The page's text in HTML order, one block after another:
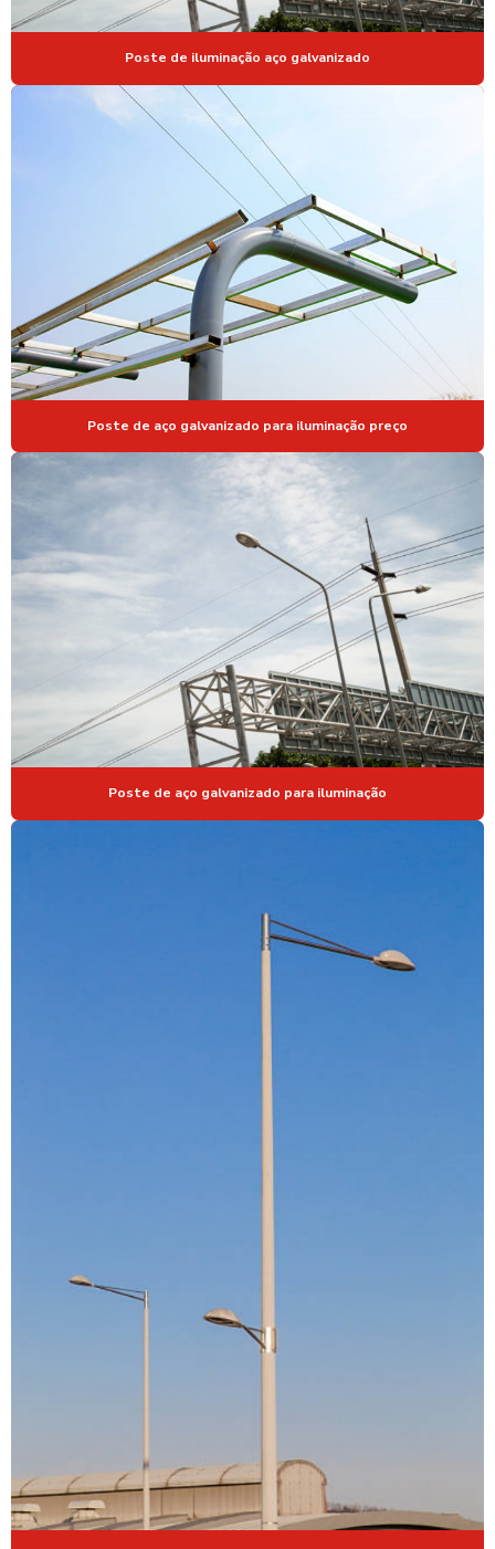
MASTRO PARA BANDEIRA COMPRAR
MASTRO PARA BANDEIRA EXTERNO
MASTRO PARA BANDEIRA GALVANIZADO
MASTRO GALVANIZADO PARA BANDEIRA
MASTROS DE AÇO GALVANIZADO PARA BANDEIRAS
POSTE DE AÇO GALVANIZADO
POSTE DE AÇO GALVANIZADO A FOGO
POSTE DE AÇO GALVANIZADO PARA ILUMINAÇÃO
POSTE DE AÇO GALVANIZADO PARA ILUMINAÇÃO PREÇO
POSTE AÇO GALVANIZADO PREÇO
POSTE DE AÇO PARA QUADRAS ESPORTIVAS
POSTE CURVO DUPLO ENGASTADO
POSTE CURVO SIMPLES
POSTE CURVO SIMPLES PREÇO
POSTE DE FERRO GALVANIZADO
POSTE DE FERRO GALVANIZADO PREÇO
POSTE DE FERRO PARA ILUMINAÇÃO
POSTE PARA INSTALAÇÃO DE CAMERAS
POSTE PARA INSTALAÇÃO DE PARA RAIO
POSTE METALICO CURVO SIMPLES
POSTE METALICO ENGASTADO
Poste de iluminação aço galvanizado
Poste de aço galvanizado para iluminação preço
Poste de aço galvanizado para iluminação